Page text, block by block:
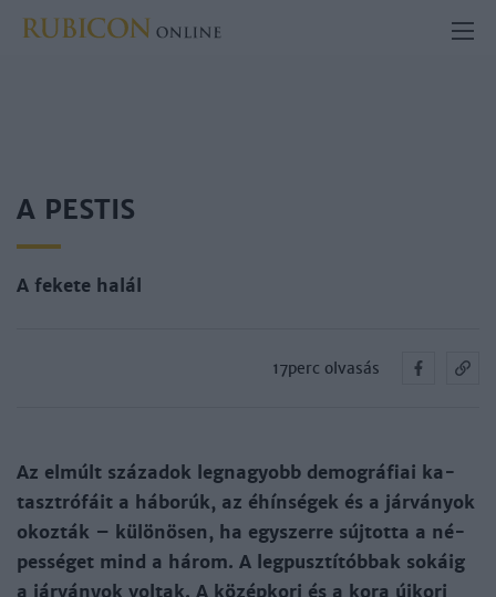
A PESTIS
A fekete halál
17perc olvasás
Az el­múlt szá­za­dok leg­na­gyobb de­mog­rá­fiai ka­
taszt­ró­fáit a há­bo­rúk, az éh­ín­sé­gek és a jár­vá­nyok
okoz­ták – kü­lö­nö­sen, ha egy­szer­re súj­tot­ta a né­
pes­sé­get mind a há­rom. A leg­pusz­tí­tób­bak so­káig
a jár­vá­nyok vol­tak. A kö­zép­ko­ri és a ko­ra új­ko­ri